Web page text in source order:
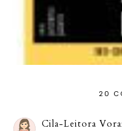
20
Cila-Leitora